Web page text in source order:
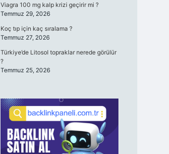
Viagra 100 mg kalp krizi geçirir mi ?
Temmuz 29, 2026
Koç tıp için kaç sıralama ?
Temmuz 27, 2026
Türkiye’de Litosol topraklar nerede görülür
?
Temmuz 25, 2026